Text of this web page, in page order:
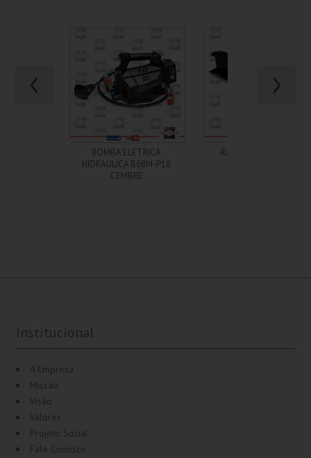
BOMBA ELETRICA
HIDRAULICA B68M-P18
CEMBRE
RAIL BOND BCM-712
Institucional
A Empresa
Missão
Visão
Valores
Projeto Social
Fale Conosco